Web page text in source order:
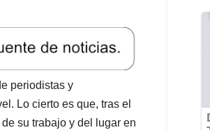
periodistas y
Lo cierto es que, tras el
su trabajo y del lugar en